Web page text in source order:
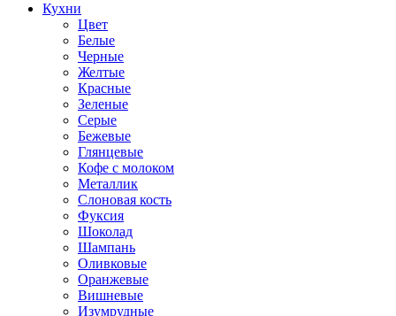
Кухни
Цвет
Белые
Черные
Желтые
Красные
Зеленые
Серые
Бежевые
Глянцевые
Кофе с молоком
Металлик
Слоновая кость
Фуксия
Шоколад
Шампань
Оливковые
Оранжевые
Вишневые
Изумрудные